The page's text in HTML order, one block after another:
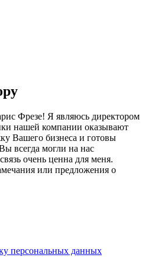
Фрезе! Я являюсь директором
нашей компании оказывают
Вашего бизнеса и готовы
всегда могли на нас
очень ценна для меня.
или предложения о
персональных данных